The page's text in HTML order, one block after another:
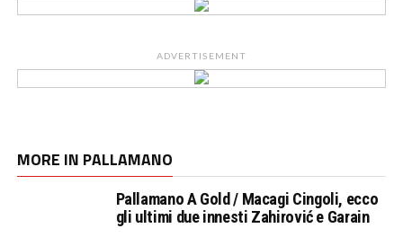
ADVERTISEMENT
MORE IN PALLAMANO
Pallamano A Gold / Macagi Cingoli, ecco
gli ultimi due innesti Zahirović e Garain